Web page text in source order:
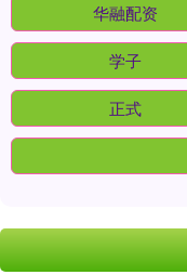
华融配资
学子
正式